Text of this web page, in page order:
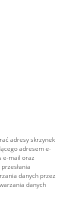
adresy skrzynek
adresem e-
e-mail oraz
danych przez
danych